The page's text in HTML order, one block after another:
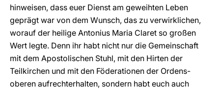
hinweisen, dass euer Dienst am geweihten Leben
geprägt war von dem Wunsch, das zu verwirklichen,
worauf der heilige Antonius Maria Claret so großen
Wert legte. Denn ihr habt nicht nur die Gemeinschaft
mit dem Apostolischen Stuhl, mit den Hirten der
Teilkirchen und mit den Föderationen der Ordens-
oberen aufrechterhalten, sondern habt euch auch